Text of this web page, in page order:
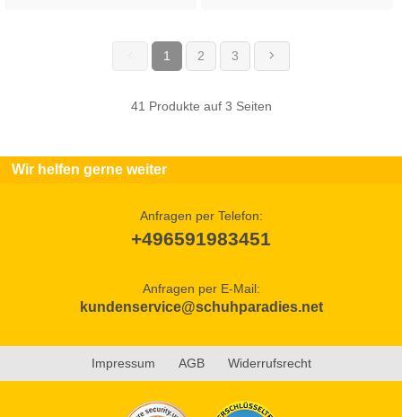
1 (current)
2 3
41 Produkte auf 3 Seiten
Wir helfen gerne weiter
Anfragen per Telefon:
+496591983451
Anfragen per E-Mail:
kundenservice@schuhparadies.net
Impressum AGB Widerrufsrecht